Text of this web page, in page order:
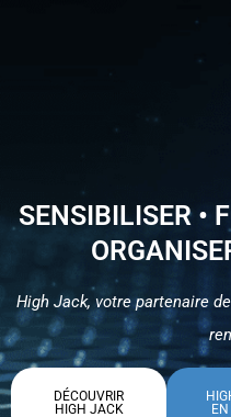
SENSIBILISER •
High Jack, votre partenaire
DÉCOUVRIR
HIGH JACK